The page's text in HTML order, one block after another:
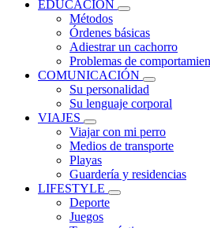
EDUCACIÓN
Métodos
Órdenes básicas
Adiestrar un cachorro
Problemas de
COMUNICACIÓN
Su personalidad
Su lenguaje corporal
VIAJES
Viajar con mi perro
Medios de transporte
Playas
Guardería y residencias
LIFESTYLE
Deporte
Juegos